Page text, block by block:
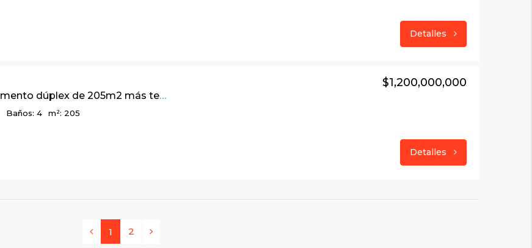
Detalles
Lindo apartamento dúplex de 205m2 más terraza en Bosque de Pinos
Baños: 4
m²: 205
$1,200,000,000
Detalles
1 2